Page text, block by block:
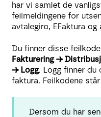
har vi samlet de
feilmeldingene for
avtalegiro, EFaktura og
Du finner disse
Fakturering →
→ Logg. Logg finner du
faktura. Feilkodene
Dersom du har